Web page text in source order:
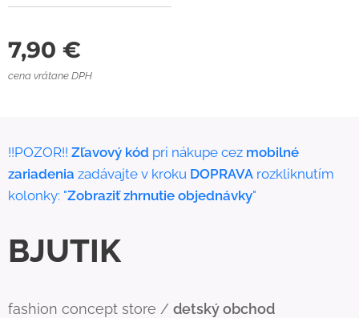
7,90 €
cena vrátane DPH
!!POZOR!! Zľavový kód pri nákupe cez mobilné
zariadenia zadávajte v kroku DOPRAVA rozkliknutím
kolonky: "Zobraziť zhrnutie objednávky"
BJUTIK
fashion concept store / detský obchod